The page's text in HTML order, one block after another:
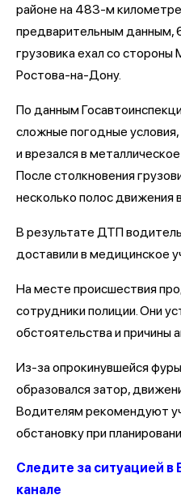
районе на 483-м
предварительным данным,
грузовика ехал со стороны
Ростова-на-Дону.
По данным
сложные погодные условия,
и врезался в
После столкновения
несколько полос движения
В результате ДТП
доставили в медицинское
На месте происшествия
сотрудники полиции. Они
обстоятельства и причины
Из-за опрокинувшейся
образовался затор,
Водителям рекомендуют
обстановку при
Следите за ситуацией
канале